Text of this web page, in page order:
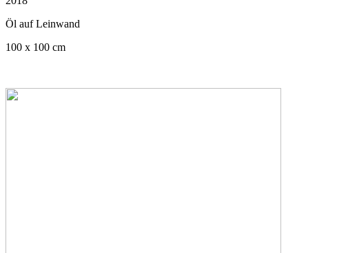
Öl auf Leinwand
100 x 100 cm